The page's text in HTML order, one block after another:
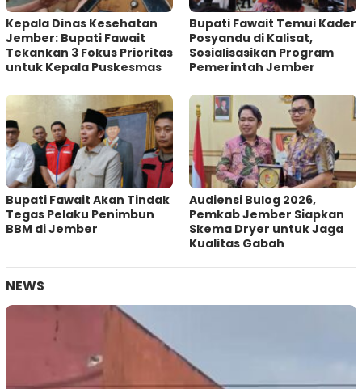
Kepala Dinas Kesehatan
Jember: Bupati Fawait
Tekankan 3 Fokus Prioritas
untuk Kepala Puskesmas
Bupati Fawait Temui Kader
Posyandu di Kalisat,
Sosialisasikan Program
Pemerintah Jember
Bupati Fawait Akan Tindak
Tegas Pelaku Penimbun
BBM di Jember
Audiensi Bulog 2026,
Pemkab Jember Siapkan
Skema Dryer untuk Jaga
Kualitas Gabah
NEWS